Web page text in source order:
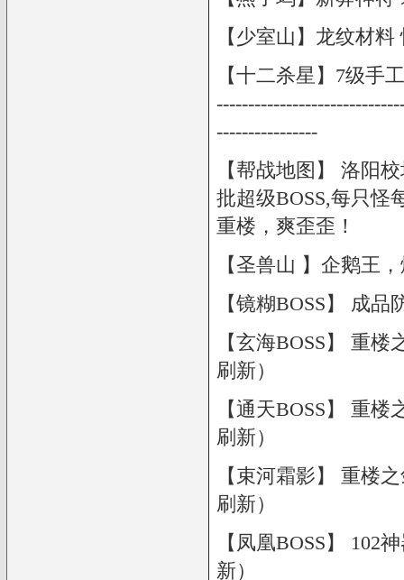
【少室山】龙纹材
【十二杀星】7级手
----------------
【帮战地图】 洛阳
批超级BOSS,每只怪
重楼，爽歪歪！
【圣兽山 】企鹅王
【镜糊BOSS】 成
【玄海BOSS】 重
刷新）
【通天BOSS】 重
刷新）
【束河霜影】 重楼
刷新）
【凤凰BOSS】 102
新）